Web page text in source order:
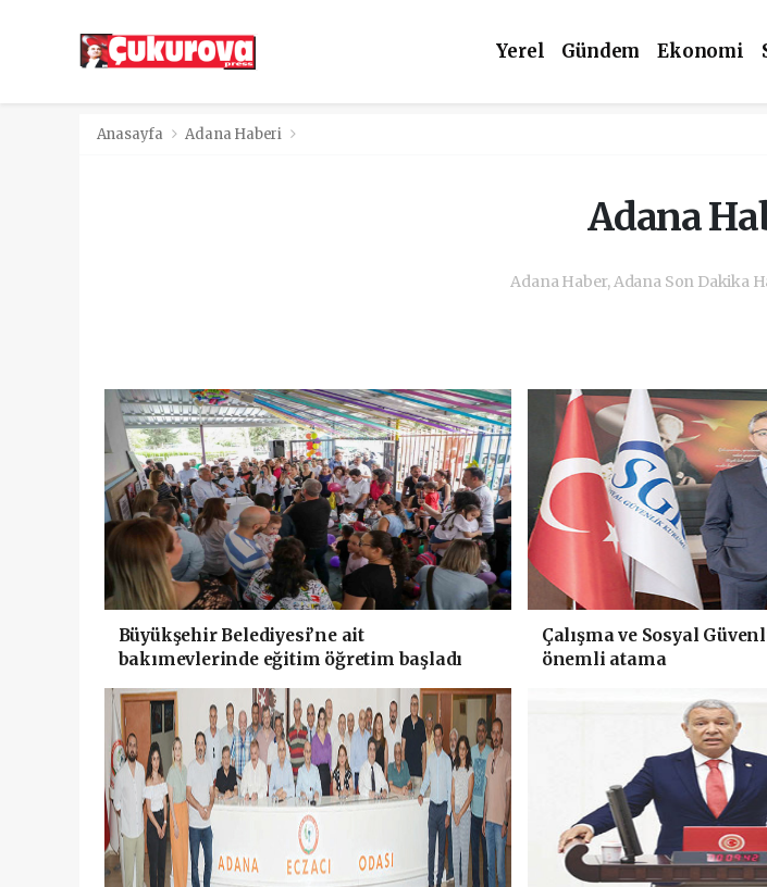
Yerel Gündem Ekonomi
Anasayfa Adana Haberi
Adana
Adana Haber, Adana Son Dakika
Büyükşehir Belediyesi’ne ait
bakımevlerinde eğitim öğretim başladı
Çalışma ve Sosyal
önemli atama